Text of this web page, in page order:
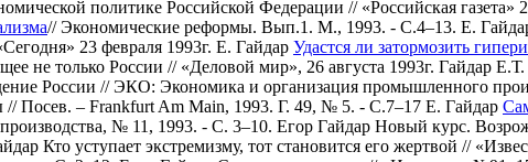
политике Российской Федерации // «Российская газета»
// Экономические реформы. Вып.1. М., 1993. - С.4–13. Е.
23 февраля 1993г. Е. Гайдар Удастся ли затормозить
не только России // «Деловой мир», 26 августа 1993г. Гайдар Е.Т.
России // ЭКО: Экономика и организация промышленного
// Посев. – Frankfurt Am Main, 1993. Г. 49, № 5. - С.7–17 Е. Гайдар
№ 11, 1993. - С. 3–10. Егор Гайдар Новый курс.
Кто уступает экстремизму, тот становится его жертвой //